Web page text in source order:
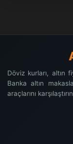
Döviz kurları, altın
Banka altın
araçlarını